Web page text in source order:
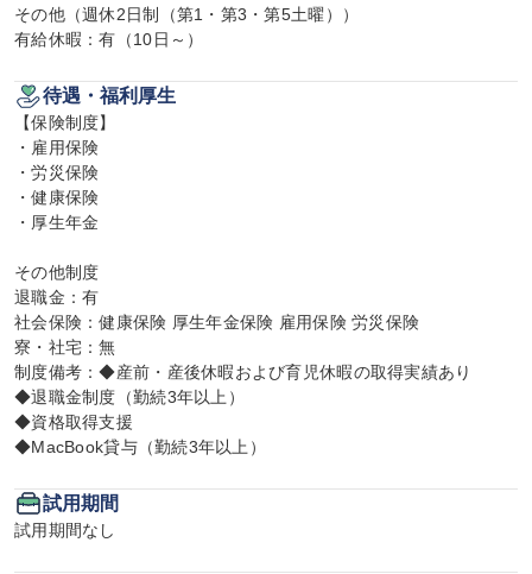
その他（週休2日制（第1・第3・第5土曜））
有給休暇：有（10日～）
待遇・福利厚生
【保険制度】
・雇用保険
・労災保険
・健康保険
・厚生年金
その他制度
退職金：有
社会保険：健康保険 厚生年金保険 雇用保険 労災保険
寮・社宅：無
制度備考：◆産前・産後休暇および育児休暇の取得実績あり
◆退職金制度（勤続3年以上）
◆資格取得支援
◆MacBook貸与（勤続3年以上）
試用期間
試用期間なし